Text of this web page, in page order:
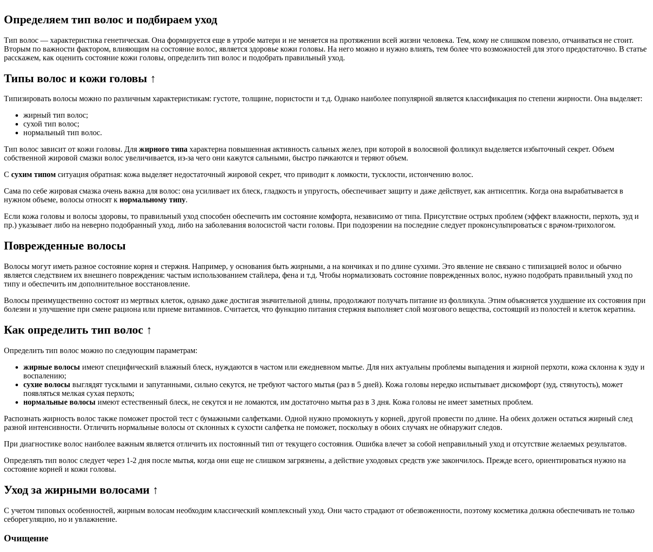
Определяем тип волос и подбираем уход
Тип волос — характеристика генетическая. Она формируется еще в утробе матери и не меняется на протяжении всей жизни человека. Тем, кому не слишком повезло, отчаиваться не стоит.
Вторым по важности фактором, влияющим на состояние волос, является здоровье кожи головы. На него можно и нужно влиять, тем более что возможностей для этого предостаточно. В статье
расскажем, как оценить состояние кожи головы, определить тип волос и подобрать правильный уход.
Типы волос и кожи головы ↑
Типизировать волосы можно по различным характеристикам: густоте, толщине, пористости и т.д. Однако наиболее популярной является классификация по степени жирности. Она выделяет:
жирный тип волос;
сухой тип волос;
нормальный тип волос.
Тип волос зависит от кожи головы. Для жирного типа характерна повышенная активность сальных желез, при которой в волосяной фолликул выделяется избыточный секрет. Объем
собственной жировой смазки волос увеличивается, из-за чего они кажутся сальными, быстро пачкаются и теряют объем.
С сухим типом ситуация обратная: кожа выделяет недостаточный жировой секрет, что приводит к ломкости, тусклости, истончению волос.
Сама по себе жировая смазка очень важна для волос: она усиливает их блеск, гладкость и упругость, обеспечивает защиту и даже действует, как антисептик. Когда она вырабатывается в
нужном объеме, волосы относят к нормальному типу.
Если кожа головы и волосы здоровы, то правильный уход способен обеспечить им состояние комфорта, независимо от типа. Присутствие острых проблем (эффект влажности, перхоть, зуд и
пр.) указывает либо на неверно подобранный уход, либо на заболевания волосистой части головы. При подозрении на последние следует проконсультироваться с врачом-трихологом.
Поврежденные волосы
Волосы могут иметь разное состояние корня и стержня. Например, у основания быть жирными, а на кончиках и по длине сухими. Это явление не связано с типизацией волос и обычно
является следствием их внешнего повреждения: частым использованием стайлера, фена и т.д. Чтобы нормализовать состояние поврежденных волос, нужно подобрать правильный уход по
типу и обеспечить им дополнительное восстановление.
Волосы преимущественно состоят из мертвых клеток, однако даже достигая значительной длины, продолжают получать питание из фолликула. Этим объясняется ухудшение их состояния при
болезни и улучшение при смене рациона или приеме витаминов. Считается, что функцию питания стержня выполняет слой мозгового вещества, состоящий из полостей и клеток кератина.
Как определить тип волос ↑
Определить тип волос можно по следующим параметрам:
жирные волосы имеют специфический влажный блеск, нуждаются в частом или ежедневном мытье. Для них актуальны проблемы выпадения и жирной перхоти, кожа склонна к зуду и
воспалению;
сухие волосы выглядят тусклыми и запутанными, сильно секутся, не требуют частого мытья (раз в 5 дней). Кожа головы нередко испытывает дискомфорт (зуд, стянутость), может
появляться мелкая сухая перхоть;
нормальные волосы имеют естественный блеск, не секутся и не ломаются, им достаточно мытья раз в 3 дня. Кожа головы не имеет заметных проблем.
Распознать жирность волос также поможет простой тест с бумажными салфетками. Одной нужно промокнуть у корней, другой провести по длине. На обеих должен остаться жирный след
разной интенсивности. Отличить нормальные волосы от склонных к сухости салфетка не поможет, поскольку в обоих случаях не обнаружит следов.
При диагностике волос наиболее важным является отличить их постоянный тип от текущего состояния. Ошибка влечет за собой неправильный уход и отсутствие желаемых результатов.
Определять тип волос следует через 1-2 дня после мытья, когда они еще не слишком загрязнены, а действие уходовых средств уже закончилось. Прежде всего, ориентироваться нужно на
состояние корней и кожи головы.
Уход за жирными волосами ↑
С учетом типовых особенностей, жирным волосам необходим классический комплексный уход. Они часто страдают от обезвоженности, поэтому косметика должна обеспечивать не только
себорегуляцию, но и увлажнение.
Очищение